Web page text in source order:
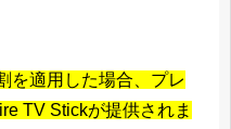
を適用した場合、プレ
TV Stickが提供されま